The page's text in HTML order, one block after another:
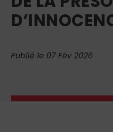
Publié le 07 Fév 2026